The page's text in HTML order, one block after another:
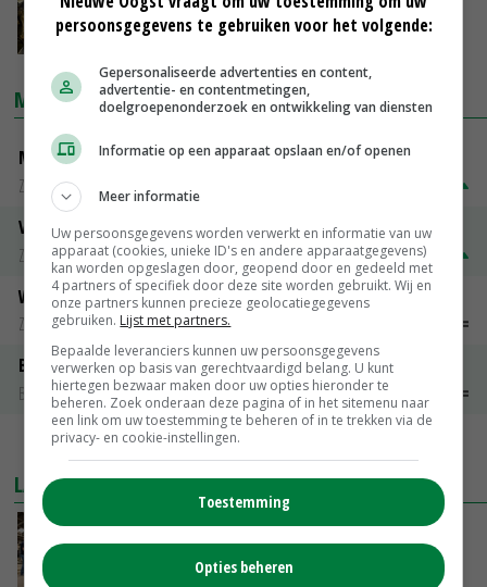
de lift
07-06-2024
MARKTPRIJZEN
Magere melkpoeder
Zuivel weekprijzen
Volle melkpoeder
Zuivel weekprijzen
€ 345,00 € 20,00
Weipoeder
Zuivel weekprijzen
Boeren Gouda 12 kg
Boerenkaas
€ 6,05
MEER MARKTPRIJZEN
LAATSTE NIEUWS
Na jarenlang meten willen Zuid-Hollandse
VANDAAG, 07:00
persoonsgegevens te gebruiken voor het volgende:
Gepersonaliseerde advertenties en content,
advertentie- en contentmetingen,
doelgroepenonderzoek en ontwikkeling van diensten
Informatie op een apparaat opslaan en/of openen
Meer informatie
Uw persoonsgegevens worden verwerkt en informatie van uw
apparaat (cookies, unieke ID's en andere apparaatgegevens)
kan worden opgeslagen door, geopend door en gedeeld met
4 partners of specifiek door deze site worden gebruikt. Wij en
onze partners kunnen precieze geolocatiegegevens
gebruiken. Lijst met partners.
Bepaalde leveranciers kunnen uw persoonsgegevens
verwerken op basis van gerechtvaardigd belang. U kunt
hiertegen bezwaar maken door uw opties hieronder te
beheren. Zoek onderaan deze pagina of in het sitemenu naar
een link om uw toestemming te beheren of in te trekken via de
privacy- en cookie-instellingen.
Toestemming
Opties beheren